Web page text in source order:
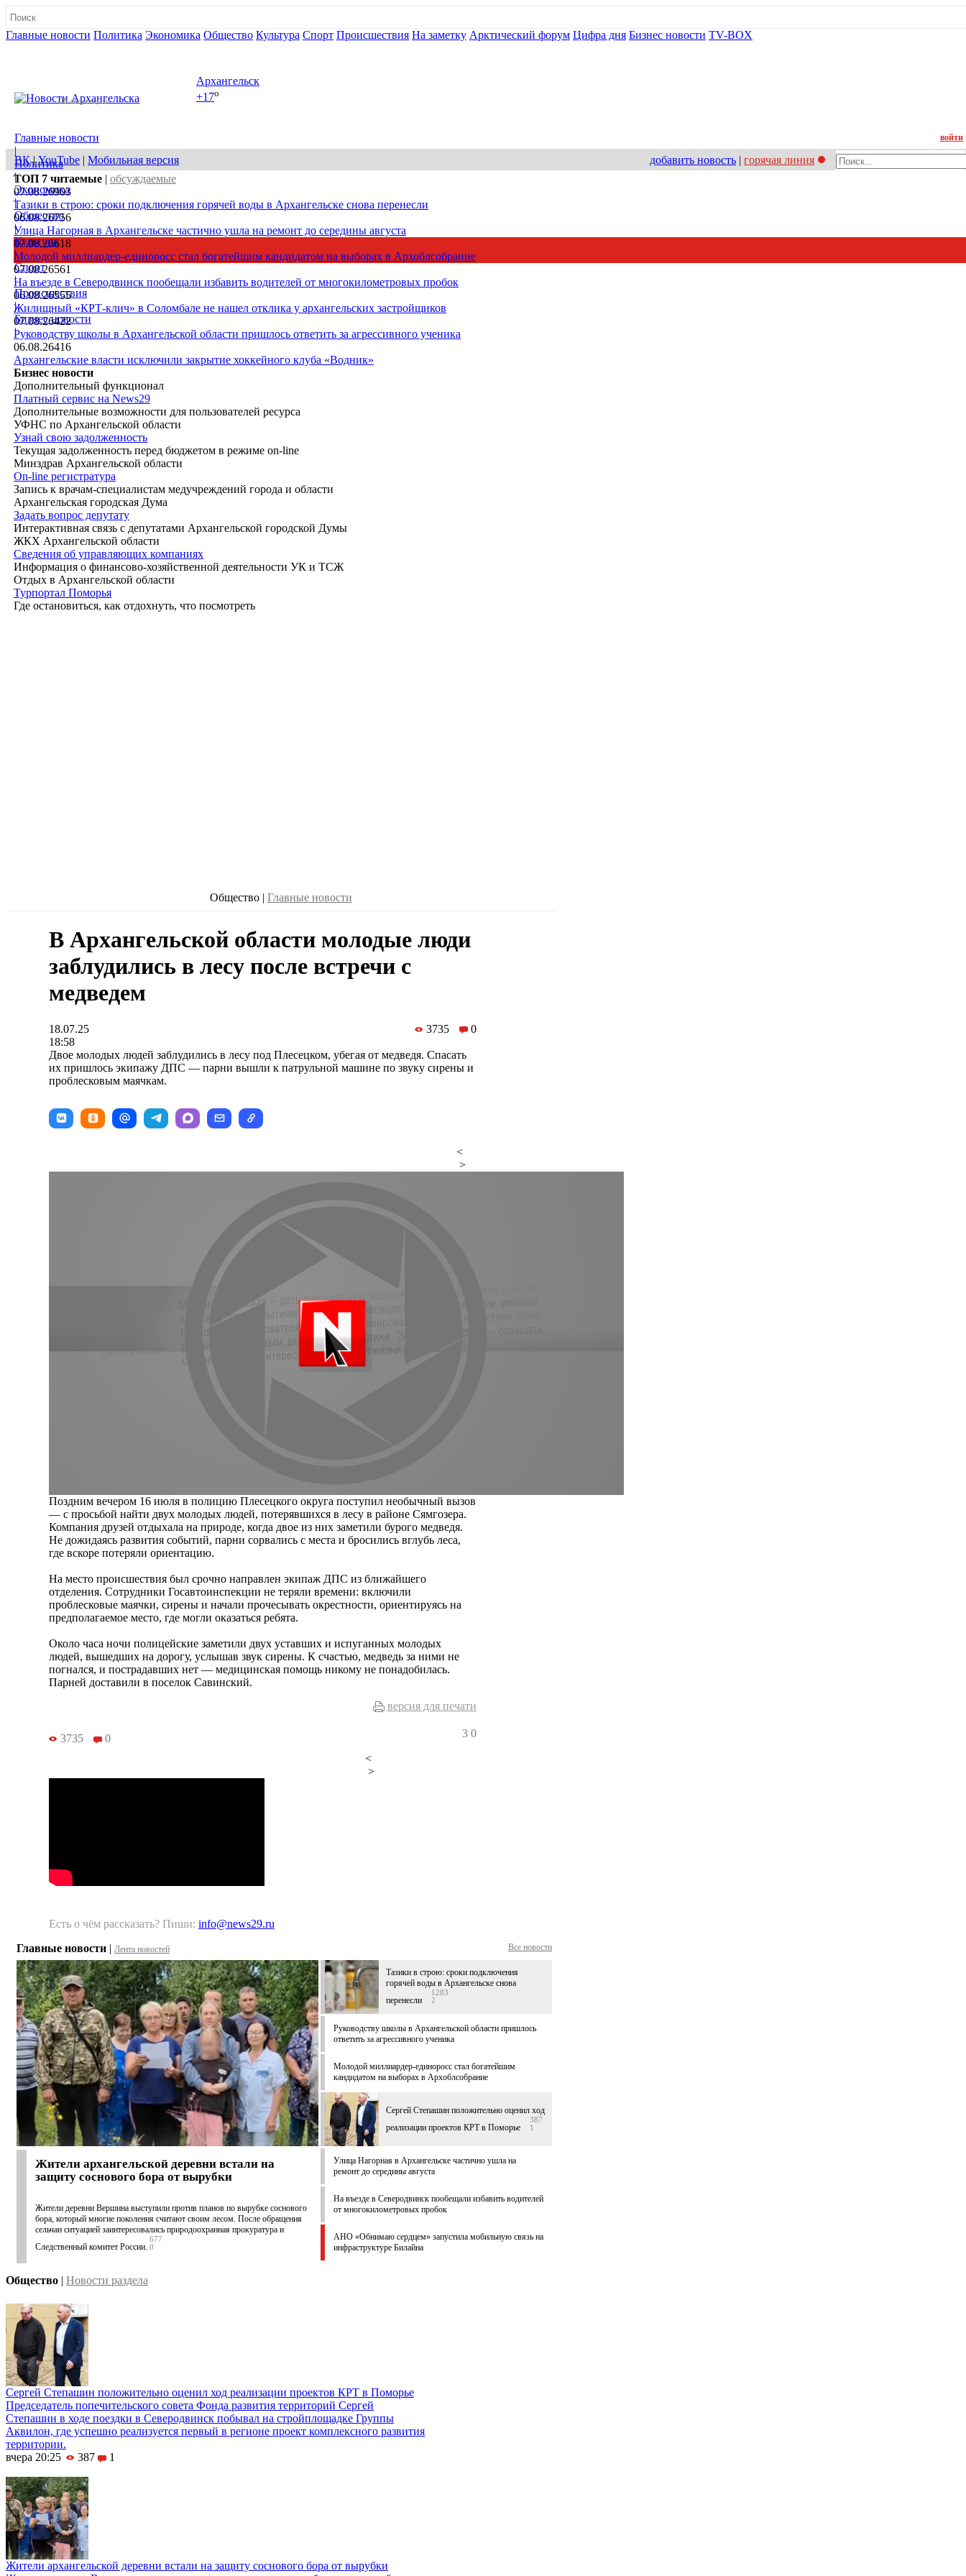
Главные новости Политика Экономика Общество Культура Спорт Происшествия На заметку Арктический форум Цифра дня Бизнес новости TV-BOX
08 августа, сб
Архангельск
+17o
Главные новости
|
Политика
|
Экономика
|
Общество
|
Культура
|
Спорт
|
Происшествия
|
Бизнес новости
|
войти
ВК|YouTube | Мобильная версия добавить новость | горячая линия
ТОП 7 читаемые | обсуждаемые
07.08.26903
Тазики в строю: сроки подключения горячей воды в Архангельске снова перенесли
06.08.26756
Улица Нагорная в Архангельске частично ушла на ремонт до середины августа
07.08.26618
Молодой миллиардер-единоросс стал богатейшим кандидатом на выборах в Архоблсобрание
07.08.26561
На въезде в Северодвинск пообещали избавить водителей от многокилометровых пробок
06.08.26555
Жилищный «КРТ-клич» в Соломбале не нашел отклика у архангельских застройщиков
07.08.26422
Руководству школы в Архангельской области пришлось ответить за агрессивного ученика
06.08.26416
Архангельские власти исключили закрытие хоккейного клуба «Водник»
Бизнес новости
Дополнительный функционал
Платный сервис на News29
Дополнительные возможности для пользователей ресурса
УФНС по Архангельской области
Узнай свою задолженность
Текущая задолженность перед бюджетом в режиме on-line
Минздрав Архангельской области
On-line регистратура
Запись к врачам-специалистам медучреждений города и области
Архангельская городская Дума
Задать вопрос депутату
Интерактивная связь с депутатами Архангельской городской Думы
ЖКХ Архангельской области
Сведения об управляющих компаниях
Информация о финансово-хозяйственной деятельности УК и ТСЖ
Отдых в Архангельской области
Турпортал Поморья
Где остановиться, как отдохнуть, что посмотреть
Общество | Главные новости
В Архангельской области молодые люди
заблудились в лесу после встречи с
медведем
18.07.25
18:58
3735 0
Двое молодых людей заблудились в лесу под Плесецком, убегая от медведя. Спасать
их пришлось экипажу ДПС — парни вышли к патрульной машине по звуку сирены и
проблесковым маячкам.
<
>
Поздним вечером 16 июля в полицию Плесецкого округа поступил необычный вызов
— с просьбой найти двух молодых людей, потерявшихся в лесу в районе Сямгозера.
Компания друзей отдыхала на природе, когда двое из них заметили бурого медведя.
Не дожидаясь развития событий, парни сорвались с места и бросились вглубь леса,
где вскоре потеряли ориентацию.
На место происшествия был срочно направлен экипаж ДПС из ближайшего
отделения. Сотрудники Госавтоинспекции не теряли времени: включили
проблесковые маячки, сирены и начали прочесывать окрестности, ориентируясь на
предполагаемое место, где могли оказаться ребята.
Около часа ночи полицейские заметили двух уставших и испуганных молодых
людей, вышедших на дорогу, услышав звук сирены. К счастью, медведь за ними не
погнался, и пострадавших нет — медицинская помощь никому не понадобилась.
Парней доставили в поселок Савинский.
версия для печати
3735 0 3 0
<
>
Есть о чём рассказать? Пиши: info@news29.ru
Главные новости | Лента новостей Все новости
Жители архангельской деревни встали на
защиту соснового бора от вырубки
Жители деревни Вершина выступили против планов по вырубке соснового
бора, который многие поколения считают своим лесом. После обращения
сельчан ситуацией заинтересовались природоохранная прокуратура и
Следственный комитет России.
677
0
Тазики в строю: сроки подключения
горячей воды в Архангельске снова
перенесли
1283
2
Руководству школы в Архангельской области пришлось
ответить за агрессивного ученика
Молодой миллиардер-единоросс стал богатейшим
кандидатом на выборах в Архоблсобрание
Сергей Степашин положительно оценил ход
реализации проектов КРТ в Поморье
387
1
Улица Нагорная в Архангельске частично ушла на
ремонт до середины августа
На въезде в Северодвинск пообещали избавить водителей
от многокилометровых пробок
АНО «Обнимаю сердцем» запустила мобильную связь на
инфраструктуре Билайна
Общество | Новости раздела
Сергей Степашин положительно оценил ход реализации проектов КРТ в Поморье
Председатель попечительского совета Фонда развития территорий Сергей
Степашин в ходе поездки в Северодвинск побывал на стройплощадке Группы
Аквилон, где успешно реализуется первый в регионе проект комплексного развития
территории.
вчера 20:25
387 1
Жители архангельской деревни встали на защиту соснового бора от вырубки